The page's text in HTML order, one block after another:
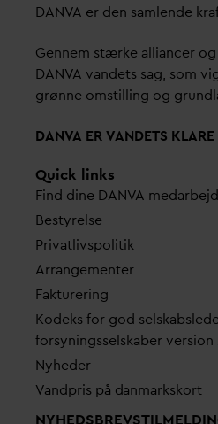
DANVA er den samlende
Gennem stærke alliancer
DANVA vandets sag, som
grønne omstilling og
DANVA ERVANDETS KLARE
Quick links
Find dine DANVA med
Bestyrelse
Privatlivspolitik
Arrangementer
Fakturering
Kodeks for god
forsyningsselskaber version
Nyheder
Vandpris på danmarkskort